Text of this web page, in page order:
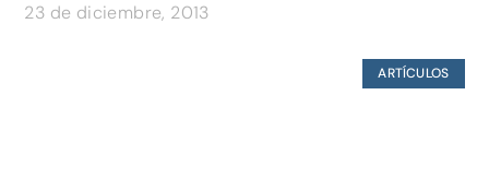
23 de diciembre, 2013
ARTÍCULOS